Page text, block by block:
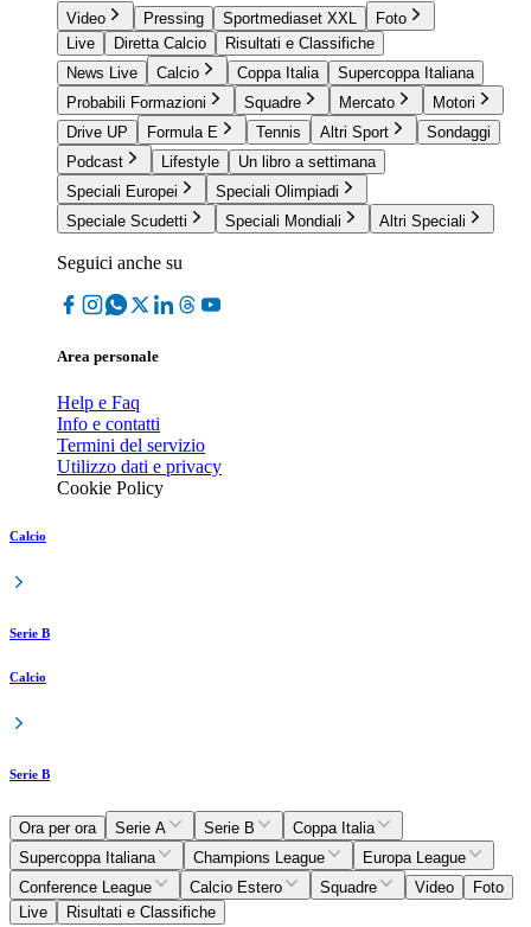
Video Pressing Sportmediaset XXL
Foto
Live
Diretta Calcio
Risultati e Classifiche
News Live
Calcio Coppa Italia
Supercoppa Italiana
Probabili Formazioni
Squadre Mercato
Motori
Drive UP
Formula E Tennis Altri Sport
Sondaggi
Podcast
Lifestyle
Un libro a settimana
Speciali Europei
Speciali Olimpiadi
Speciale Scudetti
Speciali Mondiali Altri Speciali
Seguici anche su
Area personale
Help e Faq
Info e contatti
Termini del servizio
Utilizzo dati e privacy
Cookie Policy
Calcio
Serie B
Calcio
Serie B
Ora per ora Serie A Serie B
Coppa Italia
Supercoppa Italiana
Champions League
Europa League
Conference League
Calcio Estero Squadre Video
Foto
Live
Risultati e Classifiche